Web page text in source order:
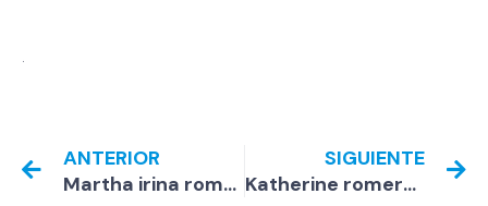
.
ANTERIOR
Martha irina romero Vitola
SIGUIENTE
Katherine romero gomez